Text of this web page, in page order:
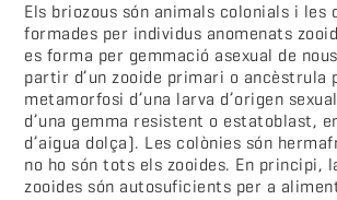
Els briozous són animals colonials i les
formades per individus anomenats
es forma per gemmació asexual de
partir d’un zooide primari o ancèstrula
metamorfosi d’una larva d’origen
d’una gemma resistent o estatoblast,
d’aigua dolça). Les colònies són
no ho són tots els zooides. En principi,
zooides són autosuficients per a